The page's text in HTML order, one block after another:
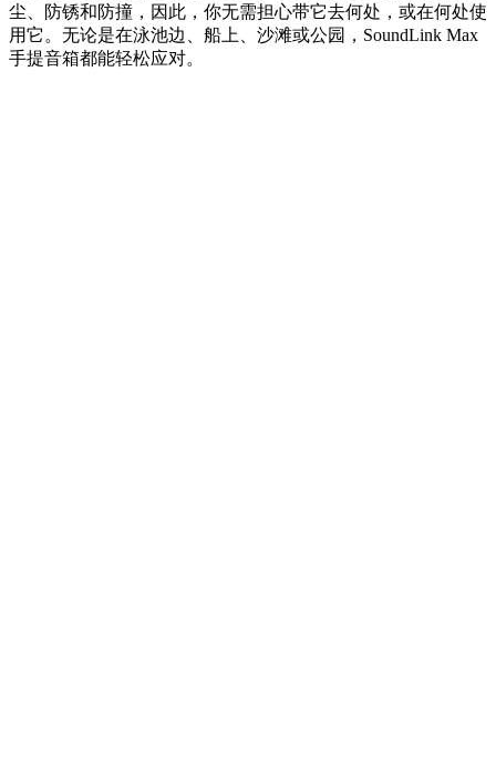
尘、防锈和防撞，因此，你无需担心带它去何处，或在何处使
用它。无论是在泳池边、船上、沙滩或公园，SoundLink Max
手提音箱都能轻松应对。